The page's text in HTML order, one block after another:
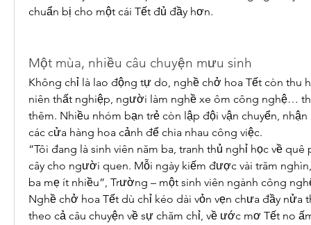
chuẩn bị cho một cái Tết đủ đầy hơn.
Một mùa, nhiều câu chuyện mưu sinh
Không chỉ là lao động tự do, nghề chở hoa Tết còn thu
niên thất nghiệp, người làm nghề xe ôm công nghệ…
thêm. Nhiều nhóm bạn trẻ còn lập đội vận chuyển,
các cửa hàng hoa cảnh để chia nhau công việc.
“Tôi đang là sinh viên năm ba, tranh thủ nghỉ học về quê
cây cho người quen. Mỗi ngày kiếm được vài trăm
ba mẹ ít nhiều”, Trường – một sinh viên ngành công
Nghề chở hoa Tết dù chỉ kéo dài vỏn vẹn chưa đầy nửa
theo cả câu chuyện về sự chăm chỉ, về ước mơ Tết no